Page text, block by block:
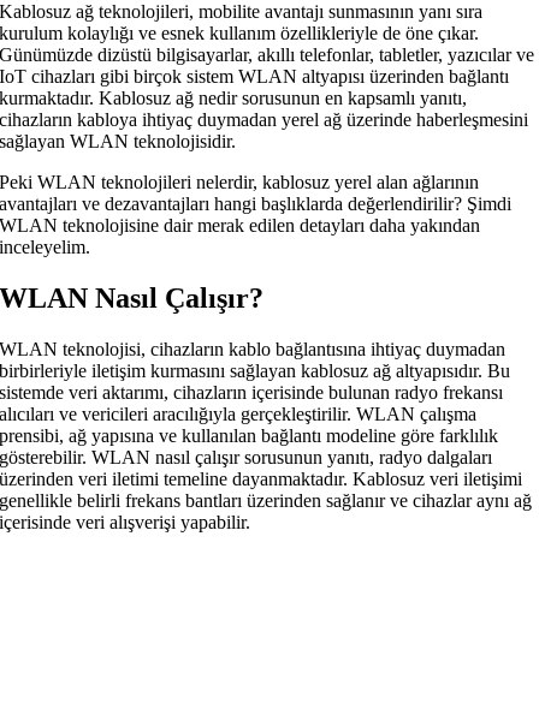
Kablosuz ağ teknolojileri, mobilite avantajı sunmasının yanı sıra
kurulum kolaylığı ve esnek kullanım özellikleriyle de öne çıkar.
Günümüzde dizüstü bilgisayarlar, akıllı telefonlar, tabletler, yazıcılar ve
IoT cihazları gibi birçok sistem WLAN altyapısı üzerinden bağlantı
kurmaktadır. Kablosuz ağ nedir sorusunun en kapsamlı yanıtı,
cihazların kabloya ihtiyaç duymadan yerel ağ üzerinde haberleşmesini
sağlayan WLAN teknolojisidir.
Peki WLAN teknolojileri nelerdir, kablosuz yerel alan ağlarının
avantajları ve dezavantajları hangi başlıklarda değerlendirilir? Şimdi
WLAN teknolojisine dair merak edilen detayları daha yakından
inceleyelim.
WLAN Nasıl Çalışır?
WLAN teknolojisi, cihazların kablo bağlantısına ihtiyaç duymadan
birbirleriyle iletişim kurmasını sağlayan kablosuz ağ altyapısıdır. Bu
sistemde veri aktarımı, cihazların içerisinde bulunan radyo frekansı
alıcıları ve vericileri aracılığıyla gerçekleştirilir. WLAN çalışma
prensibi, ağ yapısına ve kullanılan bağlantı modeline göre farklılık
gösterebilir. WLAN nasıl çalışır sorusunun yanıtı, radyo dalgaları
üzerinden veri iletimi temeline dayanmaktadır. Kablosuz veri iletişimi
genellikle belirli frekans bantları üzerinden sağlanır ve cihazlar aynı ağ
içerisinde veri alışverişi yapabilir.